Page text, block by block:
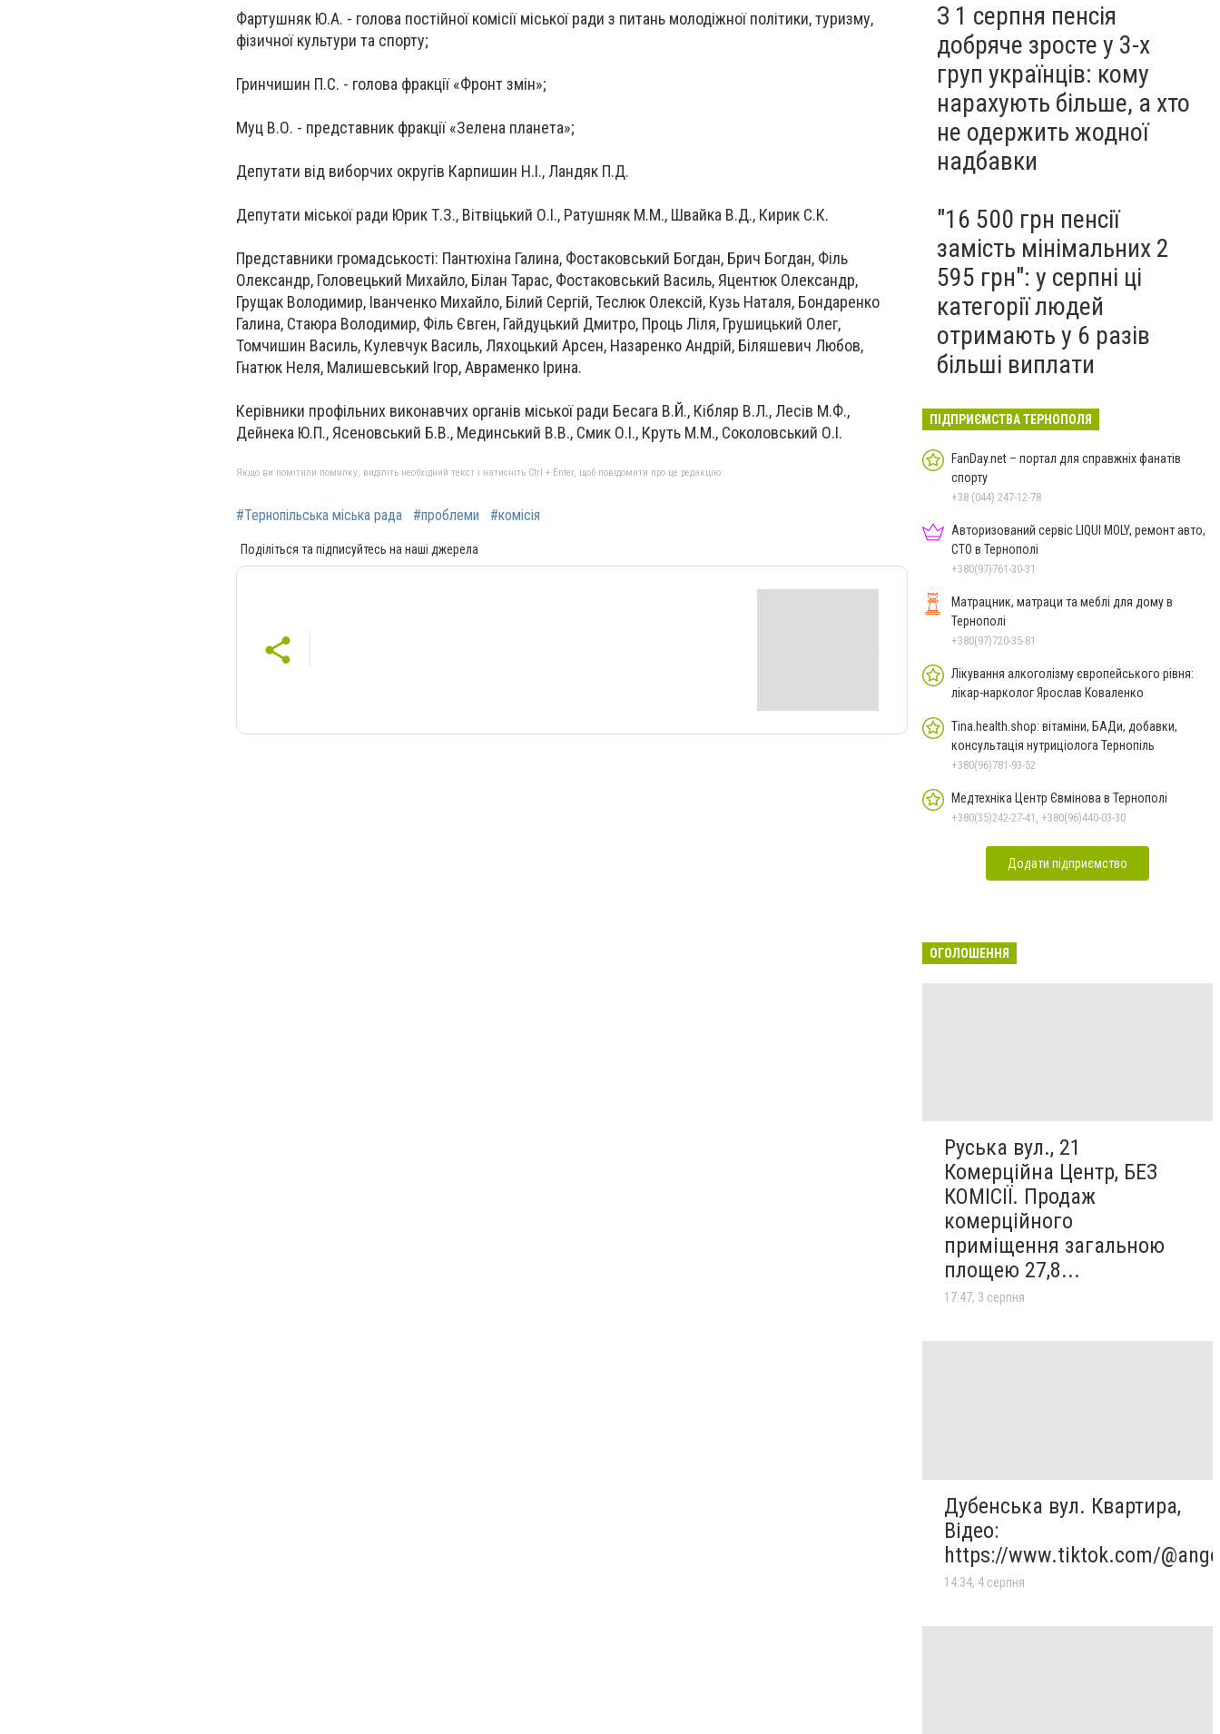
Фартушняк Ю.А. - голова постійної комісії міської ради з питань молодіжної політики, туризму,
фізичної культури та спорту;
Гринчишин П.С. - голова фракції «Фронт змін»;
Муц В.О. - представник фракції «Зелена планета»;
Депутати від виборчих округів Карпишин Н.І., Ландяк П.Д.
Депутати міської ради Юрик Т.З., Вітвіцький О.І., Ратушняк М.М., Швайка В.Д., Кирик С.К.
Представники громадськості: Пантюхіна Галина, Фостаковський Богдан, Брич Богдан, Філь
Олександр, Головецький Михайло, Білан Тарас, Фостаковський Василь, Яцентюк Олександр,
Грущак Володимир, Іванченко Михайло, Білий Сергій, Теслюк Олексій, Кузь Наталя, Бондаренко
Галина, Стаюра Володимир, Філь Євген, Гайдуцький Дмитро, Проць Ліля, Грушицький Олег,
Томчишин Василь, Кулевчук Василь, Ляхоцький Арсен, Назаренко Андрій, Біляшевич Любов,
Гнатюк Неля, Малишевський Ігор, Авраменко Ірина.
Керівники профільних виконавчих органів міської ради Бесага В.Й., Кібляр В.Л., Лесів М.Ф.,
Дейнека Ю.П., Ясеновський Б.В., Мединський В.В., Смик О.І., Круть М.М., Соколовський О.І.
Якщо ви помітили помилку, виділіть необхідний текст і натисніть Ctrl + Enter, щоб повідомити про це редакцію
#Тернопільська міська рада #проблеми #комісія
Поділіться та підписуйтесь на наші джерела
З 1 серпня пенсія
добряче зросте у 3-х
груп українців: кому
нарахують більше, а хто
не одержить жодної
надбавки
"16 500 грн пенсії
замість мінімальних 2
595 грн": у серпні ці
категорії людей
отримають у 6 разів
більші виплати
ПІДПРИЄМСТВА ТЕРНОПОЛЯ
FanDay.net – портал для справжніх фанатів
спорту
+38 (044) 247-12-78
Авторизований сервіс LIQUI MOLY, ремонт авто,
СТО в Тернополі
+380(97)761-30-31
Матрацник, матраци та меблі для дому в
Тернополі
+380(97)720-35-81
Лікування алкоголізму європейського рівня:
лікар-нарколог Ярослав Коваленко
Tina.health.shop: вітаміни, БАДи, добавки,
консультація нутриціолога Тернопіль
+380(96)781-93-52
Медтехніка Центр Євмінова в Тернополі
+380(35)242-27-41, +380(96)440-03-30
Додати підприємство
ОГОЛОШЕННЯ
Руська вул., 21
Комерційна Центр, БЕЗ
КОМІСІЇ. Продаж
комерційного
приміщення загальною
площею 27,8...
17:47, 3 серпня
Дубенська вул. Квартира,
Відео:
https://www.tiktok.com/
14:34, 4 серпня